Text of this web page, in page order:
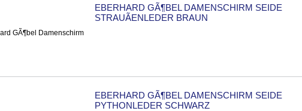
EBERHARD GÃ¶BEL DAMENSCHIRM SEIDE
STRAUÃENLEDER BRAUN
EBERHARD GÃ¶BEL DAMENSCHIRM SEIDE
PYTHONLEDER SCHWARZ